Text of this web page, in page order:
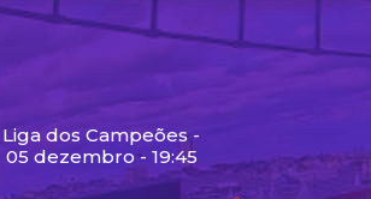
Liga dos Campeões -
05 dezembro - 19:45